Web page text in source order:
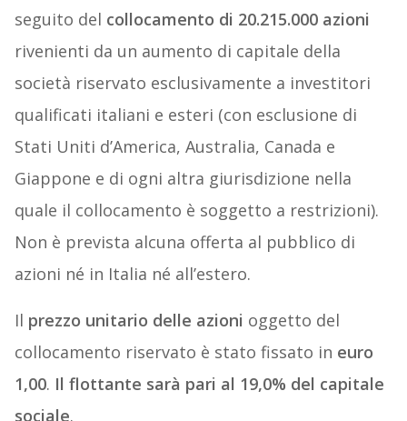
seguito del collocamento di 20.215.000 azioni
rivenienti da un aumento di capitale della
società riservato esclusivamente a investitori
qualificati italiani e esteri (con esclusione di
Stati Uniti d’America, Australia, Canada e
Giappone e di ogni altra giurisdizione nella
quale il collocamento è soggetto a restrizioni).
Non è prevista alcuna offerta al pubblico di
azioni né in Italia né all’estero.
Il prezzo unitario delle azioni oggetto del
collocamento riservato è stato fissato in euro
1,00. Il flottante sarà pari al 19,0% del capitale
sociale.